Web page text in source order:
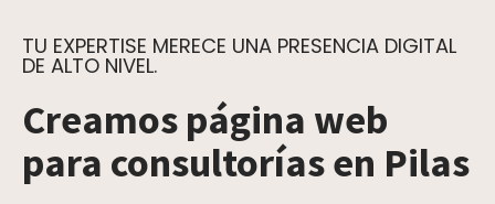
TU EXPERTISE MERECE UNA PRESENCIA DIGITAL
DE ALTO NIVEL.
Creamos página web
para consultorías en Pilas